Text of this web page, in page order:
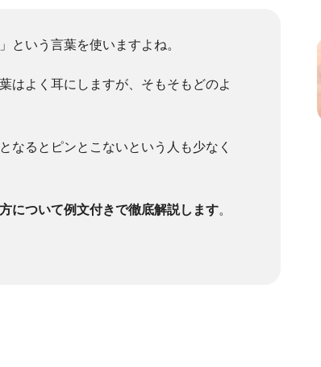
という言葉を使いますよね。
はよく耳にしますが、そもそもどのよ
なるとピンとこないという人も少なく
について例文付きで徹底解説します。